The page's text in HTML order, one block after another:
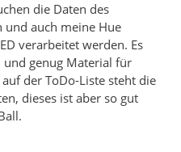
die Daten des
auch meine Hue
verarbeitet werden. Es
und genug Material für
der ToDo-Liste steht die
dieses ist aber so gut